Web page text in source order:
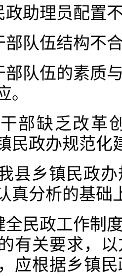
政助理员配置
部队伍结构不
部队伍的素质
。
部缺乏改革
民政办规范化
县乡镇民政
真分析的基础
全民政工作制
有关要求，
应根据乡镇